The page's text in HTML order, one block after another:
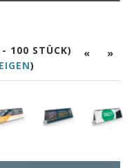
« »
100 STÜCK)
)